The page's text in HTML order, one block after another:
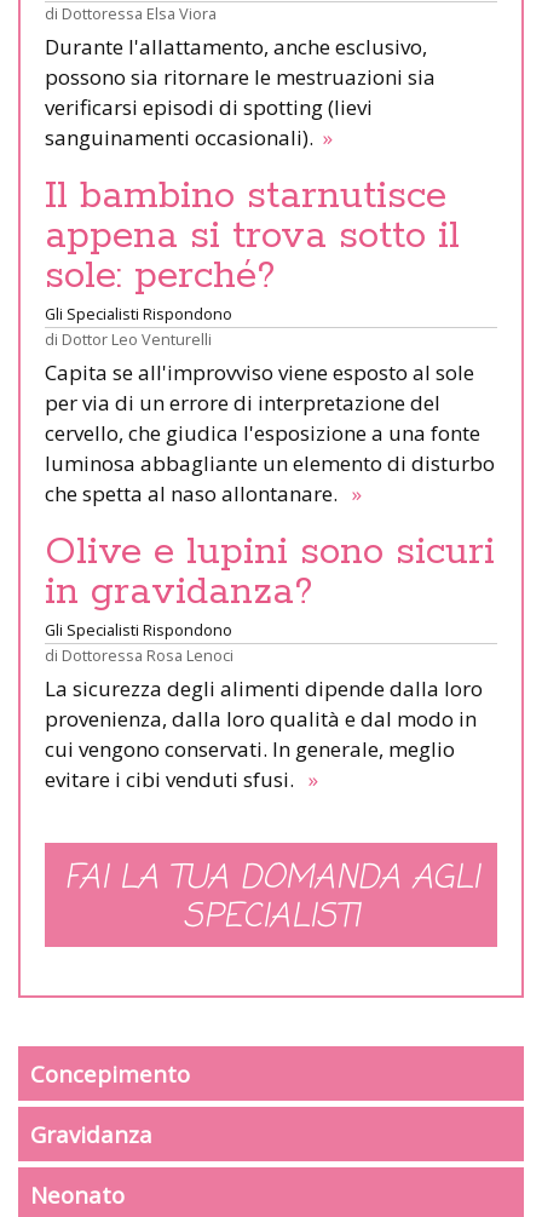
di Dottoressa Elsa Viora
Durante l'allattamento, anche esclusivo,
possono sia ritornare le mestruazioni sia
verificarsi episodi di spotting (lievi
sanguinamenti occasionali). »
Il bambino starnutisce
appena si trova sotto il
sole: perché?
Gli Specialisti Rispondono
di Dottor Leo Venturelli
Capita se all'improvviso viene esposto al sole
per via di un errore di interpretazione del
cervello, che giudica l'esposizione a una fonte
luminosa abbagliante un elemento di disturbo
che spetta al naso allontanare. »
Olive e lupini sono sicuri
in gravidanza?
Gli Specialisti Rispondono
di Dottoressa Rosa Lenoci
La sicurezza degli alimenti dipende dalla loro
provenienza, dalla loro qualità e dal modo in
cui vengono conservati. In generale, meglio
evitare i cibi venduti sfusi. »
FAI LA TUA DOMANDA AGLI
SPECIALISTI
Concepimento
Gravidanza
Neonato